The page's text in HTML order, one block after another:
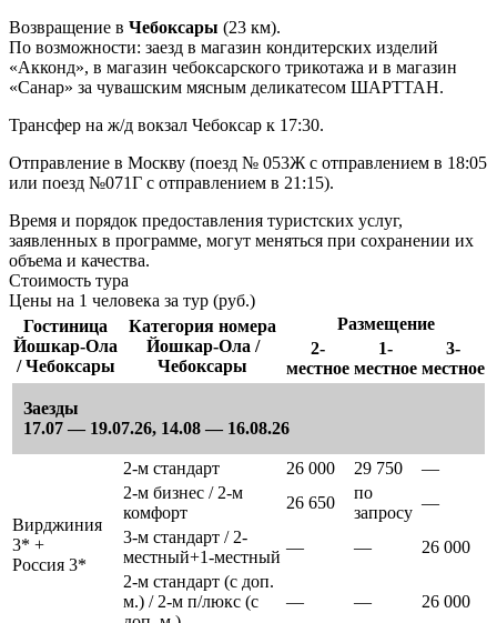
Возвращение в Чебоксары (23 км).
По возможности: заезд в магазин кондитерских изделий
«Акконд», в магазин чебоксарского трикотажа и в магазин
«Санар» за чувашским мясным деликатесом ШАРТТАН.
Трансфер на ж/д вокзал Чебоксар к 17:30.
Отправление в Москву (поезд № 053Ж с отправлением в 18:05
или поезд №071Г с отправлением в 21:15).
Время и порядок предоставления туристских услуг,
заявленных в программе, могут меняться при сохранении их
объема и качества.
Стоимость тура
Цены на 1 человека за тур (руб.)
Гостиница
Йошкар-Ола
/ Чебоксары
Категория номера
Йошкар-Ола /
Чебоксары
Размещение
2-
местное
1-
местное
3-
местное
Заезды
17.07 — 19.07.26, 14.08 — 16.08.26
Вирджиния
3* +
Россия 3*
2-м стандарт 26 000 29 750
—
2-м бизнес / 2-м
комфорт
26 650
по
запросу
—
3-м стандарт / 2-
местный+1-местный
— —
26 000
2-м стандарт (с доп.
м.) / 2-м п/люкс (с
— — 26 000